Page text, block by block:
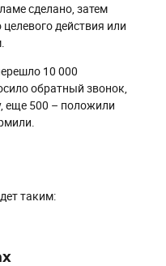
сделано, затем
действия или
10 000
обратный звонок,
еще 500 – положили
таким: